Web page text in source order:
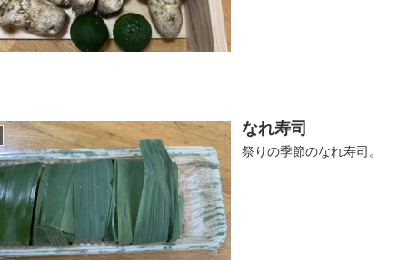
なれ寿司
祭りの季節のなれ寿司。